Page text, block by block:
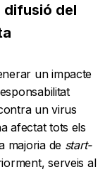
difusió del
un impacte
un virus
afectat tots els
majoria de start-
serveis al